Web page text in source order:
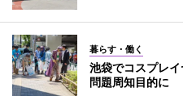
暮らす・働く
池袋でコスプレ
問題周知目的に